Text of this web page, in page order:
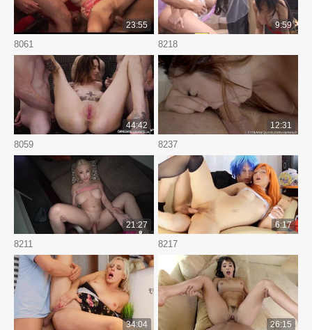
8061
23:55
8218
9:59
8059
44:42
8237
12:31
8211
21:27
8217
6:17
34:04 26:15